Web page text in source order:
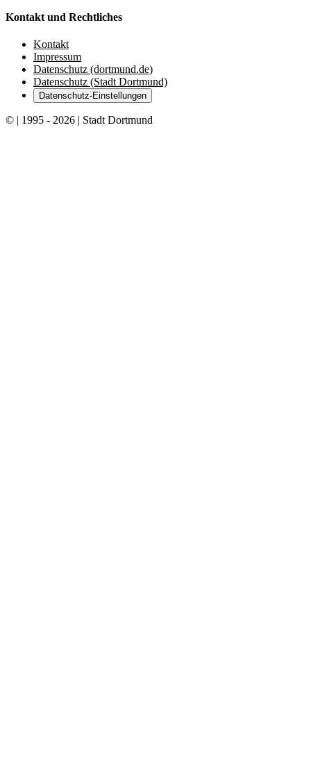
Kontakt und Rechtliches
Kontakt
Impressum
Datenschutz (dortmund.de)
Datenschutz (Stadt Dortmund)
Datenschutz-Einstellungen
© | 1995 - 2026 | Stadt Dortmund